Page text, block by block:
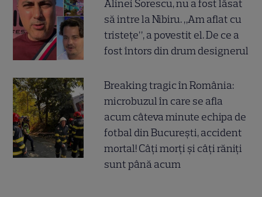
Alinei Sorescu, nu a fost lăsat
să intre la Nibiru. „Am aflat cu
tristețe”, a povestit el. De ce a
fost întors din drum designerul
Breaking tragic în România:
microbuzul în care se afla
acum câteva minute echipa de
fotbal din București, accident
mortal! Câți morți și câți răniți
sunt până acum